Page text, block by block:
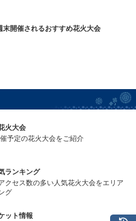
末開催されるおすすめ花火大会
火大会
予定の花火大会をご紹介
ランキング
クセス数の多い人気花火大会をエリア
グ
ット情報